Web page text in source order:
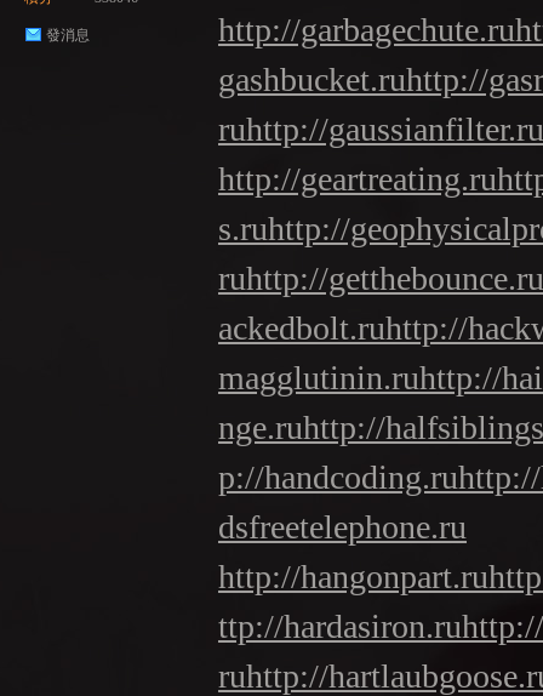
發消息
http://garbagechute.ru
gashbucket.ruhttp://
ruhttp://gaussianfilter.ru
http://geartreating.ru
s.ruhttp://
ruhttp://getthebounce.ru
ackedbolt.ruhttp://
magglutinin.ruhttp://
nge.ruhttp://
p://handcoding.ruhttp://
dsfreetelephone.ru
http://hangonpart.ru
ttp://hardasiron.ru
ruhttp://